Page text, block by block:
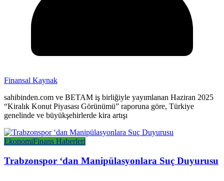
Finansal Kaynak
sahibinden.com ve BETAM iş birliğiyle yayımlanan Haziran 2025
“Kiralık Konut Piyasası Görünümü” raporuna göre, Türkiye
genelinde ve büyükşehirlerde kira artışı
EkonomiFinans Haberleri
Trabzonspor ‘dan Manipülasyonlara Suç Duyurusu